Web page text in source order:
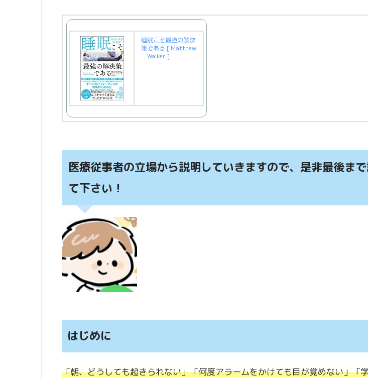
睡眠こそ最強の解決
策である [ Matthew
Walker ]
医療従事者の立場から説明していきますので、是非最後ま
て下さい！
はじめに
「朝、どうしても起きられない」「何度アラームをかけても目が覚めない」「